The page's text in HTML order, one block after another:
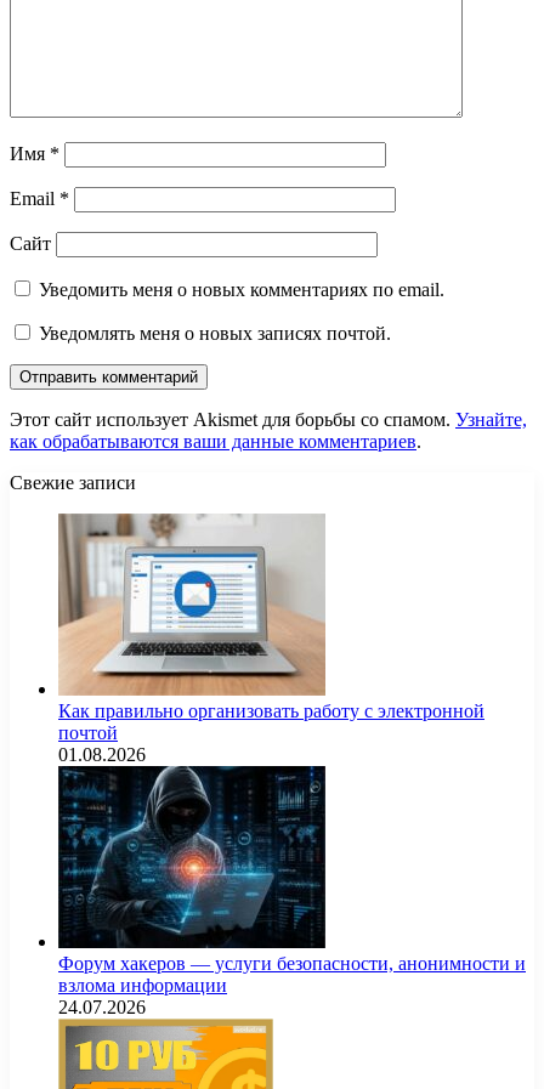
Имя *
Email *
Сайт
Уведомить меня о новых комментариях по email.
Уведомлять меня о новых записях почтой.
Этот сайт использует Akismet для борьбы со спамом. Узнайте,
как обрабатываются ваши данные комментариев.
Свежие записи
Как правильно организовать работу с электронной
почтой
01.08.2026
Форум хакеров — услуги безопасности, анонимности и
взлома информации
24.07.2026